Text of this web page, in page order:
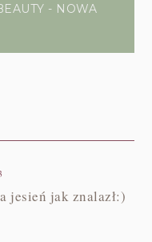
- NOWA
jesień jak znalazł:)